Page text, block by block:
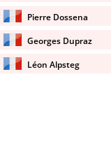
Pierre Dossena
Georges Dupraz
Léon Alpsteg